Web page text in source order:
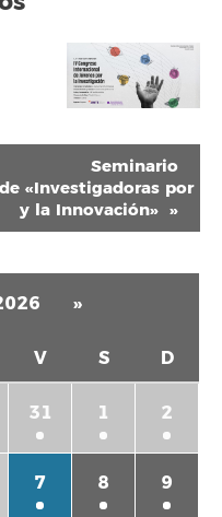
Seminario
de «Investigadoras por la
y la Innovación» »
»
V S D
31 1 2
7 8 9